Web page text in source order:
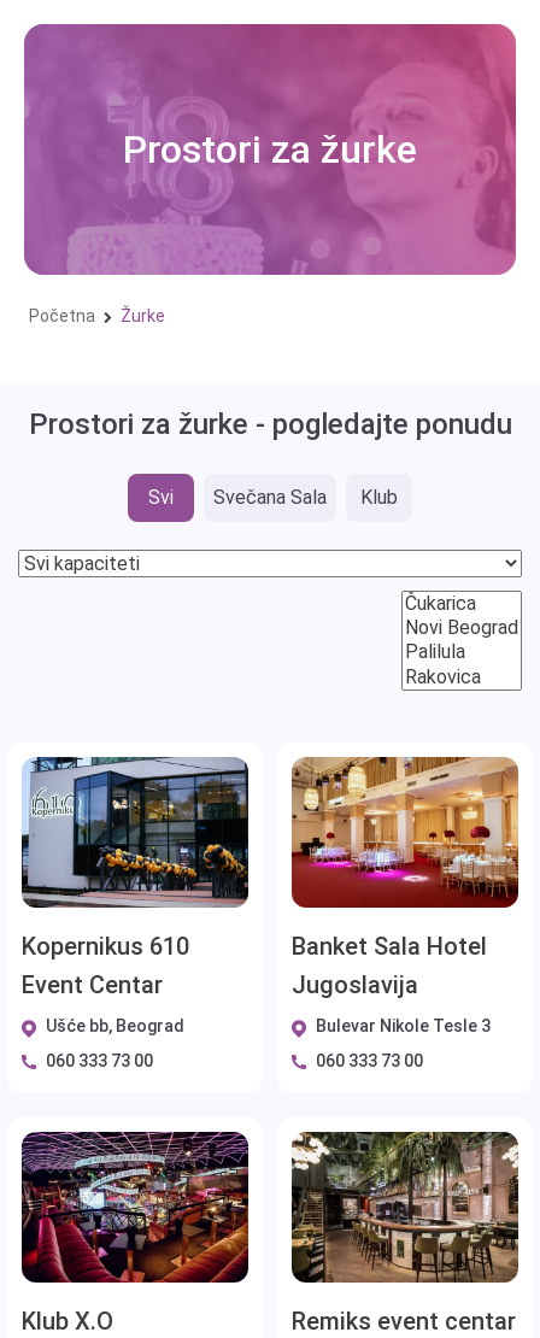
Skip
Prostori za žurke
Početna Žurke
Prostori za žurke - pogledajte ponudu
Svi Svečana Sala Klub
Kopernikus 610
Event Centar
Ušće bb, Beograd
060 333 73 00
Banket Sala Hotel
Jugoslavija
Bulevar Nikole Tesle 3
060 333 73 00
Klub X.O Remiks event centar